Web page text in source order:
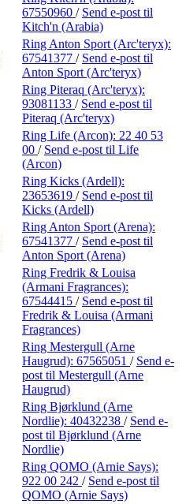
67550960 / Send e-post til
Kitch'n (Arabia)
Ring Anton Sport (Arc'teryx):
67541377 / Send e-post til
Anton Sport (Arc'teryx)
Ring Piteraq (Arc'teryx):
93081133 / Send e-post til
Piteraq (Arc'teryx)
Ring Life (Arcon): 22 40 53
00 / Send e-post til Life
(Arcon)
Ring Kicks (Ardell):
23653619 / Send e-post til
Kicks (Ardell)
Ring Anton Sport (Arena):
67541377 / Send e-post til
Anton Sport (Arena)
Ring Fredrik & Louisa
(Armani Fragrances):
67544415 / Send e-post til
Fredrik & Louisa (Armani
Fragrances)
Ring Mestergull (Arne
Haugrud): 67565051 / Send e-
post til Mestergull (Arne
Haugrud)
Ring Bjørklund (Arne
Nordlie): 40432238 / Send e-
post til Bjørklund (Arne
Nordlie)
Ring QOMO (Arnie Says):
922 00 242 / Send e-post til
QOMO (Arnie Says)